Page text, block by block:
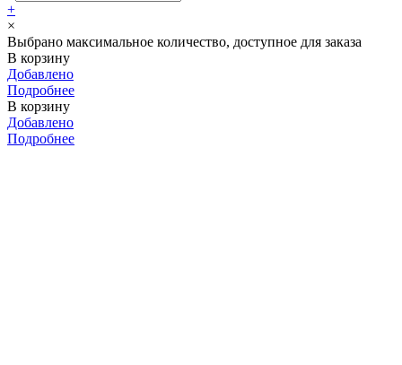
+
×
Выбрано максимальное количество, доступное для заказа
В корзину
Добавлено
Подробнее
В корзину
Добавлено
Подробнее